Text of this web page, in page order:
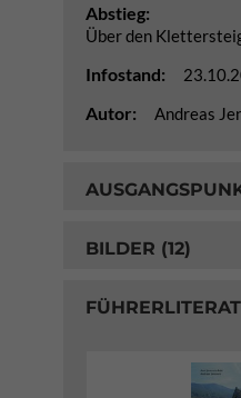
Abstieg:
Über den
Infostand:
Autor: Andreas
BILDER (12)